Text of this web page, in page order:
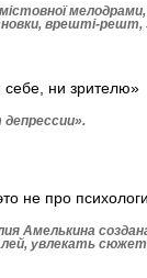
врешті-
себе, ни зрителю»
не про
Амелькина
увлекать